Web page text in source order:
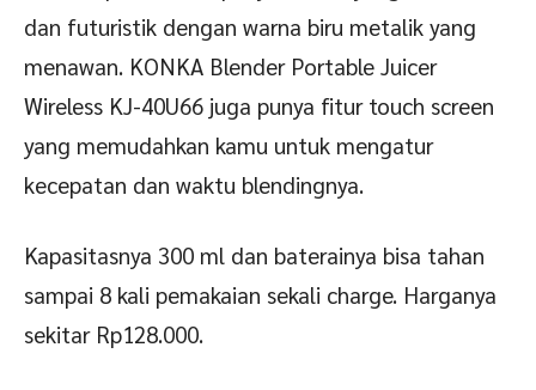
dan futuristik dengan warna biru metalik yang
menawan. KONKA Blender Portable Juicer
Wireless KJ-40U66 juga punya fitur touch screen
yang memudahkan kamu untuk mengatur
kecepatan dan waktu blendingnya.
Kapasitasnya 300 ml dan baterainya bisa tahan
sampai 8 kali pemakaian sekali charge. Harganya
sekitar Rp128.000.